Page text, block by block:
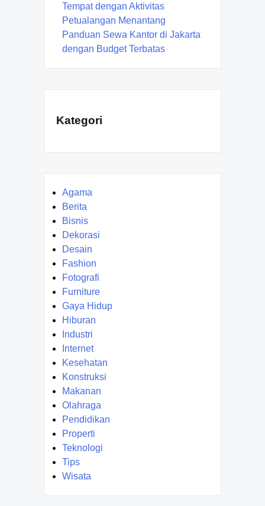
Tempat dengan Aktivitas
Petualangan Menantang
Panduan Sewa Kantor di Jakarta
dengan Budget Terbatas
Kategori
Agama
Berita
Bisnis
Dekorasi
Desain
Fashion
Fotografi
Furniture
Gaya Hidup
Hiburan
Industri
Internet
Kesehatan
Konstruksi
Makanan
Olahraga
Pendidikan
Properti
Teknologi
Tips
Wisata